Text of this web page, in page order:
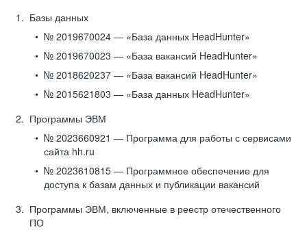
Базы данных
№ 2019670024 — «База данных HeadHunter»
№ 2019670023 — «База вакансий HeadHunter»
№ 2018620237 — «База вакансий HeadHunter»
№ 2015621803 — «База данных HeadHunter»
Программы ЭВМ
№ 2023660921 — Программа для работы с сервисами
сайта hh.ru
№ 2023610815 — Программное обеспечение для
доступа к базам данных и публикации вакансий
Программы ЭВМ, включенные в реестр отечественного
ПО